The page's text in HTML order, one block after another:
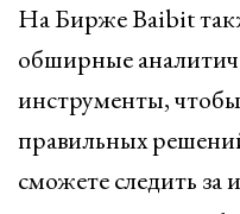
На Бирже Baibit
обширные
инструменты,
правильных
сможете следить